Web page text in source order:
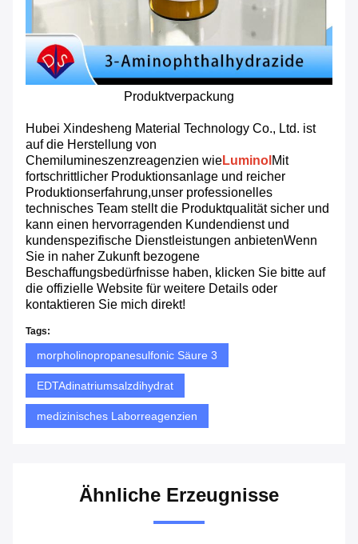
Produktverpackung
Hubei Xindesheng Material Technology Co., Ltd. ist
auf die Herstellung von
Chemilumineszenzreagenzien wieLuminol Mit
fortschrittlicher Produktionsanlage und reicher
Produktionserfahrung,unser professionelles
technisches Team stellt die Produktqualität sicher und
kann einen hervorragenden Kundendienst und
kundenspezifische Dienstleistungen anbietenWenn
Sie in naher Zukunft bezogene
Beschaffungsbedürfnisse haben, klicken Sie bitte auf
die offizielle Website für weitere Details oder
kontaktieren Sie mich direkt!
Tags:
morpholinopropanesulfonic Säure 3
EDTAdinatriumsalzdihydrat
medizinisches Laborreagenzien
Ähnliche Erzeugnisse